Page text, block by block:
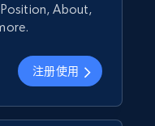
About,
注册使用